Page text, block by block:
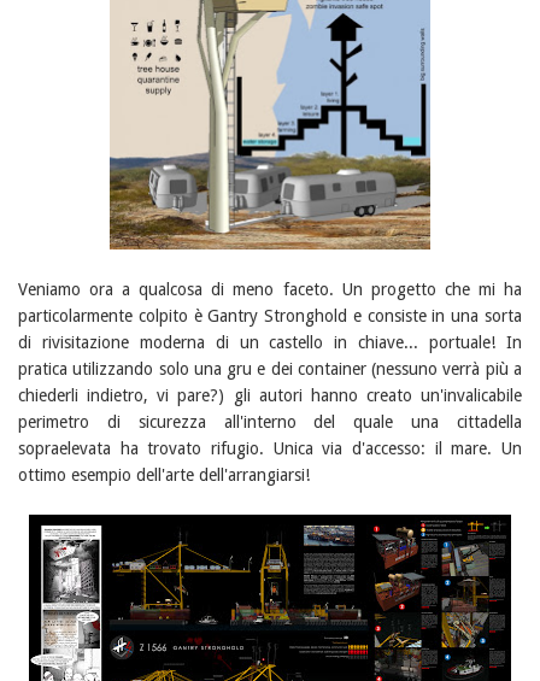
Veniamo ora a qualcosa di meno faceto. Un progetto che mi ha
particolarmente colpito è Gantry Stronghold e consiste in una sorta
di rivisitazione moderna di un castello in chiave... portuale! In
pratica utilizzando solo una gru e dei container (nessuno verrà più a
chiederli indietro, vi pare?) gli autori hanno creato un'invalicabile
perimetro di sicurezza all'interno del quale una cittadella
sopraelevata ha trovato rifugio. Unica via d'accesso: il mare. Un
ottimo esempio dell'arte dell'arrangiarsi!